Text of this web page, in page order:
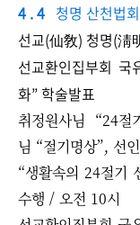
4 . 4 청명 산천법회
선교(仙敎) 청명(淸
선교환인집부회 국
화” 학술발표
취정원사님 “24
님 “절기명상”, 선
“생활속의 24절기
수행 / 오전 10시